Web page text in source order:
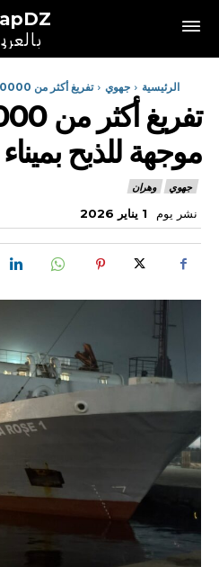
الرئيسية جهوي تفريغ أكثر من 10000 رأس غنم موجهة للذبح بميناء وهران
موجهة للذبح
جهوي وهران
نشر يوم 1 يناير 2026